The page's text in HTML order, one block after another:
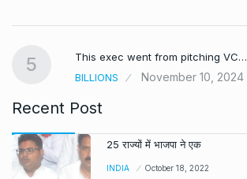
5
This exec went from pitching VC…
BILLIONS
November 10, 2024
Recent Post
25 राज्यों में भाजपा ने एक
INDIA October 18, 2022